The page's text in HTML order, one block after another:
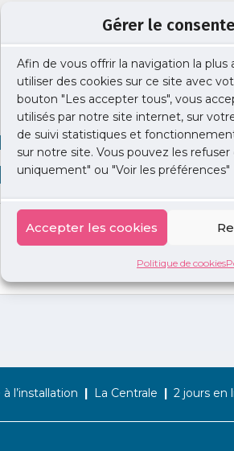
Gérer le
Afin de vous offrir la navigation la
utiliser des cookies sur ce site avec
bouton "Les accepter tous", vous
utilisés par notre site internet, sur
de suivi statistiques et
sur notre site. Vous pouvez les
uniquement" ou "Voir les préférences"
Accepter les cookies
Politique de cookies
def – VF
l’installation La Centrale 2 jours en